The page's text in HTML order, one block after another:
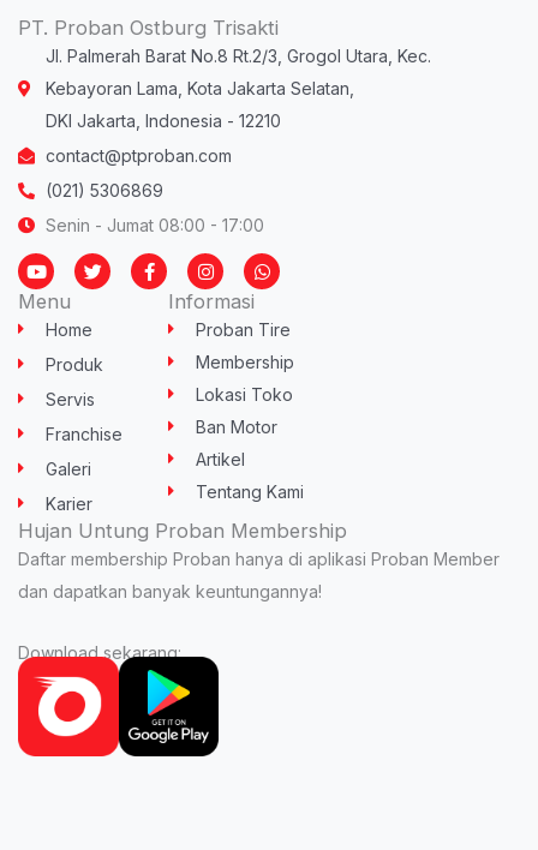
PT. Proban Ostburg Trisakti
Jl. Palmerah Barat No.8 Rt.2/3, Grogol Utara, Kec.
Kebayoran Lama, Kota Jakarta Selatan,
DKI Jakarta, Indonesia - 12210
contact@ptproban.com
(021) 5306869
Senin - Jumat 08:00 - 17:00
Y
o
u
t
T
w
i
e
r
F
a
c
I
n
s
t
a
g
r
a
m
W
h
a
s
a
p
p
Menu
Home
Produk
Servis
Franchise
Galeri
Karier
Informasi
Proban Tire
Membership
Lokasi Toko
Ban Motor
Artikel
Tentang Kami
Hujan Untung Proban Membership
Daftar membership Proban hanya di aplikasi Proban Member
dan dapatkan banyak keuntungannya!
Download sekarang: